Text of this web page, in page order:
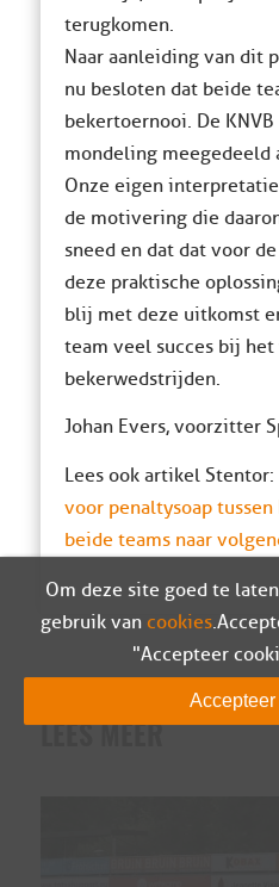
terugkomen.
Naar aanleiding van dit
nu besloten dat beide
bekertoernooi. De
mondeling meegedeeld
Onze eigen
de motivering die
sneed en dat dat voor
deze praktische
blij met deze uitkomst
team veel succes bij
bekerwedstrijden.
Johan Evers, voorzitter
Lees ook artikel Stentor:
voor penaltysoap
beide teams naar
Om deze site goed te
gebruik van cookies.
"Accepteer